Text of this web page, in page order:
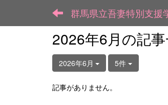
群馬県立吾妻特別支援
2026年6月の記
2026年6月 5件
記事がありません。